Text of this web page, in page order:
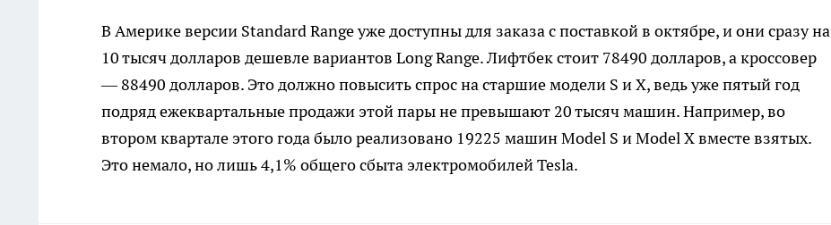
В Америке версии Standard Range уже доступны для заказа с поставкой в октябре, и они сразу на
10 тысяч долларов дешевле вариантов Long Range. Лифтбек стоит 78490 долларов, а кроссовер
— 88490 долларов. Это должно повысить спрос на старшие модели S и X, ведь уже пятый год
подряд ежеквартальные продажи этой пары не превышают 20 тысяч машин. Например, во
втором квартале этого года было реализовано 19225 машин Model S и Model X вместе взятых.
Это немало, но лишь 4,1% общего сбыта электромобилей Tesla.